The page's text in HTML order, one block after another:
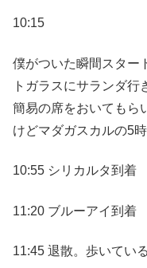
10:15
僕がついた瞬間スター
トガラスにサランダ
簡易の席をおいてもら
けどマダガスカルの5
10:55 シリカルタ到着
11:20 ブルーアイ到着
11:45 退散。歩いてい